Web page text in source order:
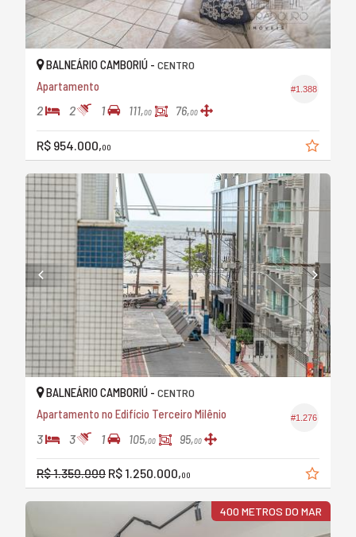
#1.388
BALNEÁRIO CAMBORIÚ - CENTRO
Apartamento
2 2 1 111,00 76,00
R$ 954.000,00
#1.276
BALNEÁRIO CAMBORIÚ - CENTRO
Apartamento no Edifício Terceiro Milênio
3 3 1 105,00 95,00
R$ 1.350.000 R$ 1.250.000,00
400 METROS DO MAR